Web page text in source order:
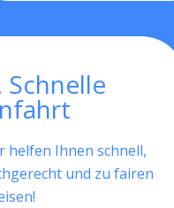
Schnelle
helfen Ihnen schnell,
und zu fairen